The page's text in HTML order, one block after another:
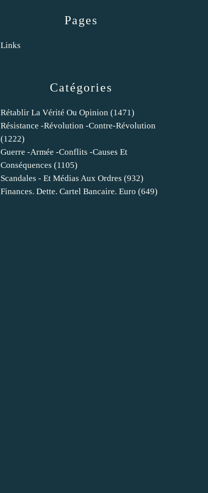
Catégories
Rétablir La Vérité Ou Opinion (1471)
Résistance -révolution -contre-Révolution
(1222)
Guerre -armée -conflits -causes Et
Conséquences (1105)
Scandales - Et Médias Aux Ordres (932)
Finances. Dette. Cartel Bancaire. Euro (649)
Pages
Links